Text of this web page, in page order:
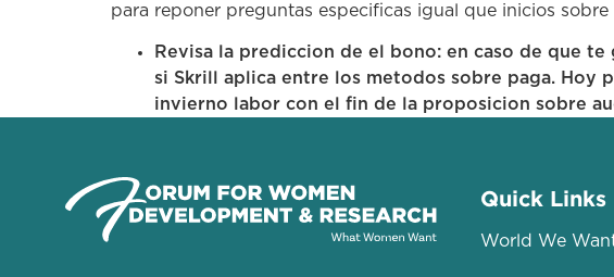
para reponer preguntas especificas igual que inicios
Revisa la prediccion de el bono: en caso de que
si Skrill aplica entre los metodos sobre paga. Hoy
invierno labor con el fin de la proposicion sobre
Quick Links
World We